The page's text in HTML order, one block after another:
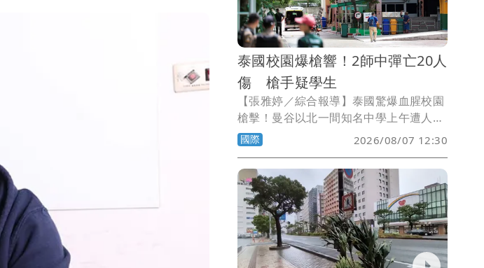
泰國校園爆槍響！2師中彈亡20人
傷 槍手疑學生
【張雅婷／綜合報導】泰國驚爆血腥校園
槍擊！曼谷以北一間知名中學上午遭人持
槍掃射，2名教師當場身亡，凶嫌被爆是
學生，甚至還與趕來的警方駁火，目前現
場仍一片混亂。
國際 2026/08/07 12:30